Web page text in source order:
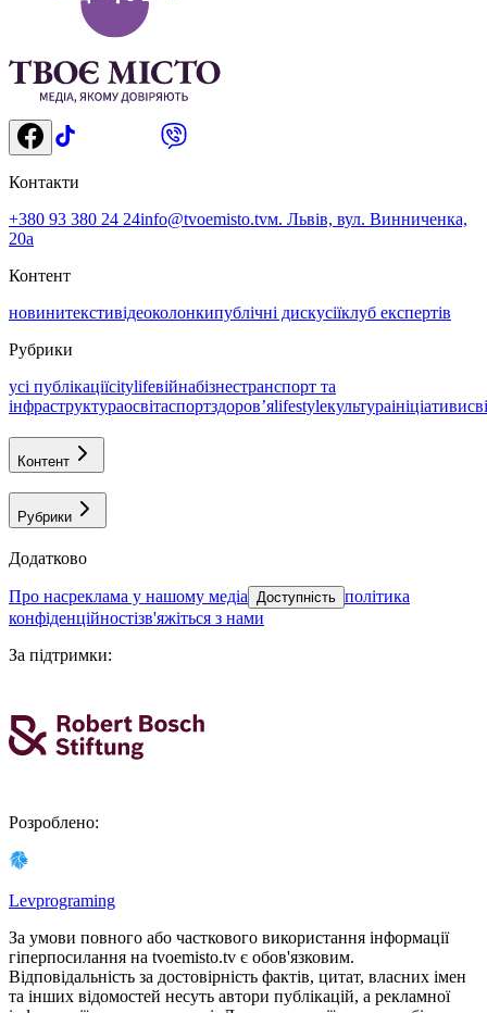
Контакти
+380 93 380 24 24info@tvoemisto.tvм. Львів, вул. Винниченка,
20а
Контент
новинитекстивідеоколонкипублічні дискусіїклуб експертів
Рубрики
усі публікаціїcitylifeвійнабізнестранспорт та
інфраструктураосвітаспортздоровʼяlifestyleкультураініціативи
Контент
Рубрики
Додатково
про насреклама у нашому медіа Доступність політика
конфіденційностізв'яжіться з нами
За підтримки:
Розроблено:
Levprograming
За умови повного або часткового використання iнформацiї
гіперпосилання на tvoemisto.tv є обов'язковим.
Відповідальність за достовірність фактів, цитат, власних імен
та інших відомостей несуть автори публікацій, а рекламної